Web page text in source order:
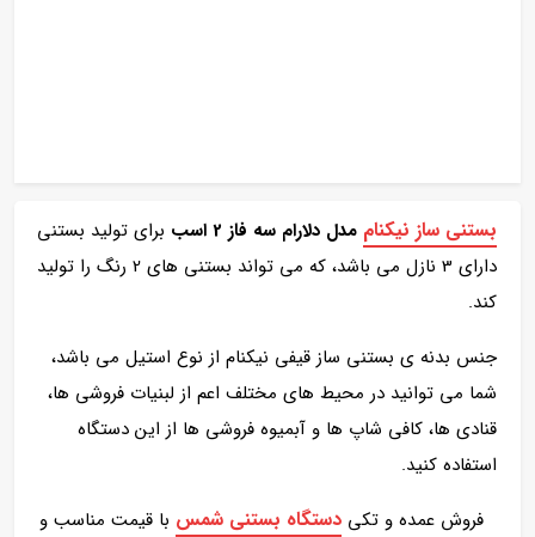
بستنی ساز نیکنام مدل دلارام سه فاز 2 اسب
برای تولید بستنی
دارای 3 نازل می باشد، که می تواند بستنی های 2 رنگ را تولید
کند.
جنس بدنه ی بستنی ساز قیفی نیکنام از نوع استیل می باشد،
شما می توانید در محیط های مختلف اعم از لبنیات فروشی ها،
قنادی ها، کافی شاپ ها و آبمیوه فروشی ها از این دستگاه
استفاده کنید.
فروش عمده و تکی دستگاه بستنی شمس با قیمت مناسب و